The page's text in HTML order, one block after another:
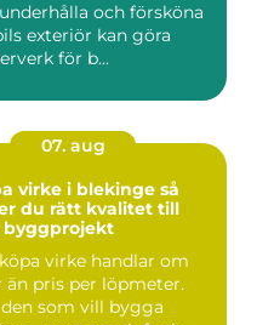
och försköna
exteriör kan göra
för b...
07. aug
virke i blekinge så
du rätt kvalitet till
virke handlar om
än pris per löpmeter.
som vill bygga